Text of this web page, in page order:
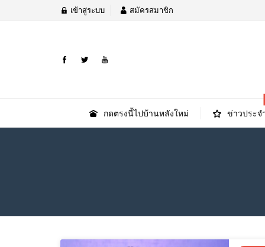
เข้าสู่ระบบ สมัครสมาชิก
กดตรงนี้ไปบ้านหลังใหม่ ข่าวประจ